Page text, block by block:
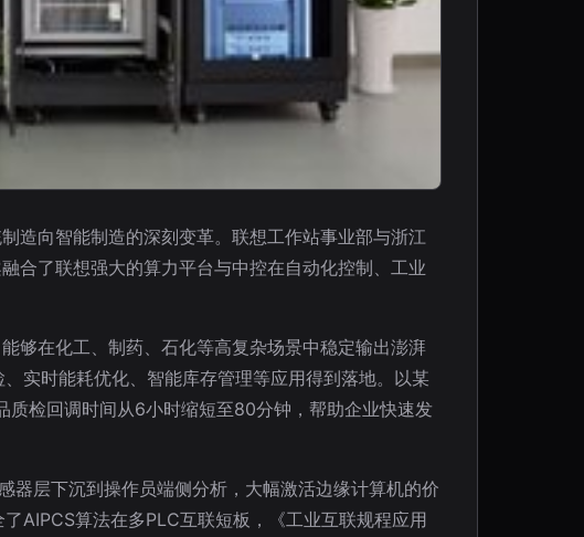
造向智能制造的深刻变革。联想工作站事业部与浙江
合了联想强大的算力平台与中控在自动化控制、工业
够在化工、制药、石化等高复杂场景中稳定输出澎湃
实时能耗优化、智能库存管理等应用得到落地。以某
检回调时间从6小时缩短至80分钟，帮助企业快速发
器层下沉到操作员端侧分析，大幅激活边缘计算机的价
AIPCS算法在多PLC互联短板，《工业互联规程应用